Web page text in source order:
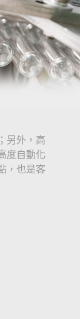
另外，高
度自動化
，也是客